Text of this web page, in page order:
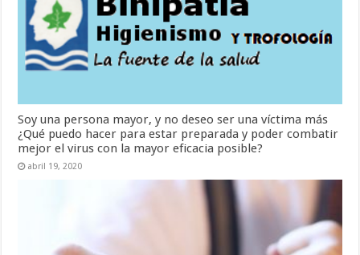
Soy una persona mayor, y no deseo ser una víctima más
¿Qué puedo hacer para estar preparada y poder combatir
mejor el virus con la mayor eficacia posible?
abril 19, 2020